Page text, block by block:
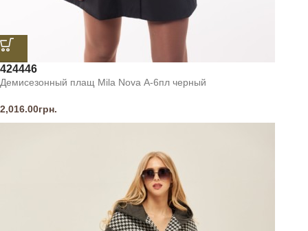
424446
Демисезонный плащ Mila Nova А-6пл черный
2,016.00грн.